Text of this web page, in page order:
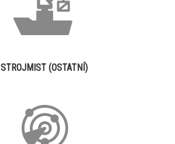
STROJMIST (OSTATNÍ)